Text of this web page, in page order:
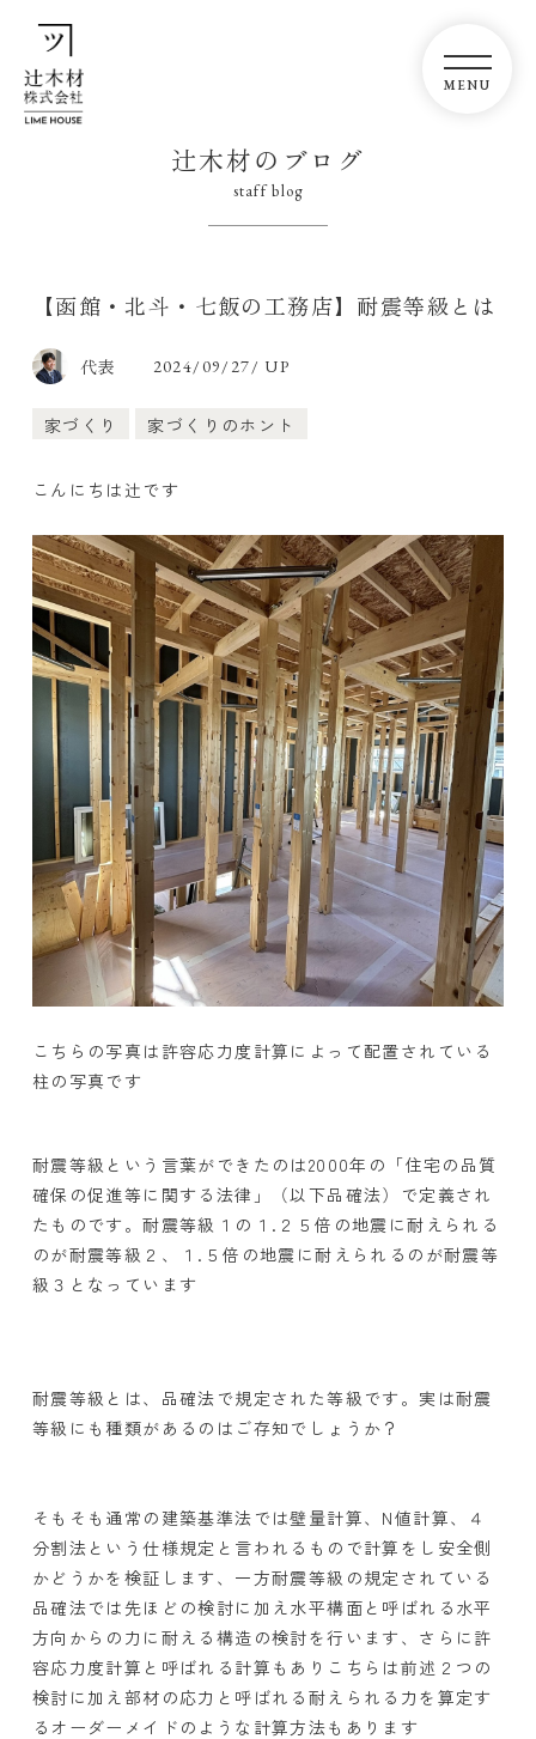
辻木材のブログ
staff blog
【函館・北斗・七飯の工務店】耐震等級とは
代表 2024/09/27/ UP
家づくり 家づくりのホント
こんにちは辻です
こちらの写真は許容応力度計算によって配置されている
柱の写真です
耐震等級という言葉ができたのは2000年の「住宅の品質
確保の促進等に関する法律」（以下品確法）で定義され
たものです。耐震等級１の１.２５倍の地震に耐えられる
のが耐震等級２、１.５倍の地震に耐えられるのが耐震等
級３となっています
耐震等級とは、品確法で規定された等級です。実は耐震
等級にも種類があるのはご存知でしょうか？
そもそも通常の建築基準法では壁量計算、N値計算、４
分割法という仕様規定と言われるもので計算をし安全側
かどうかを検証します、一方耐震等級の規定されている
品確法では先ほどの検討に加え水平構面と呼ばれる水平
方向からの力に耐える構造の検討を行います、さらに許
容応力度計算と呼ばれる計算もありこちらは前述２つの
検討に加え部材の応力と呼ばれる耐えられる力を算定す
るオーダーメイドのような計算方法もあります